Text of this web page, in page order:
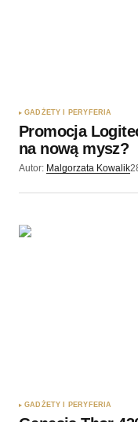
Wyślij
GADŻETY I PERYFERIA
Promocja
na nową mysz?
Autor: Malgorzata Kowalik
GADŻETY I PERYFERIA